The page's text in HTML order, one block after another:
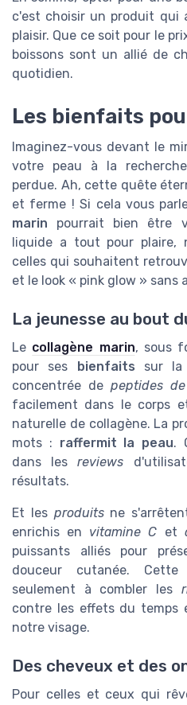
c'est choisir un produit qui
plaisir. Que ce soit pour le
boissons sont un allié de
quotidien.
Les bienfaits
Imaginez-vous devant le
votre peau à la
perdue. Ah, cette quête
et ferme ! Si cela vous
marin pourrait bien être
liquide a tout pour plaire,
celles qui souhaitent
et le look « pink glow » sans
La jeunesse au bout
Le collagène marin, sous
pour ses bienfaits sur la
concentrée de peptides
facilement dans le corps
naturelle de collagène. La
mots : raffermit la peau.
dans lesreviews
résultats.
Et les produitsne
enrichis en vitamine C et
puissants alliés pour
douceur cutanée.
seulement à combler les
contre les effets du temps
notre visage.
Des cheveux et des
Pour celles et ceux qui